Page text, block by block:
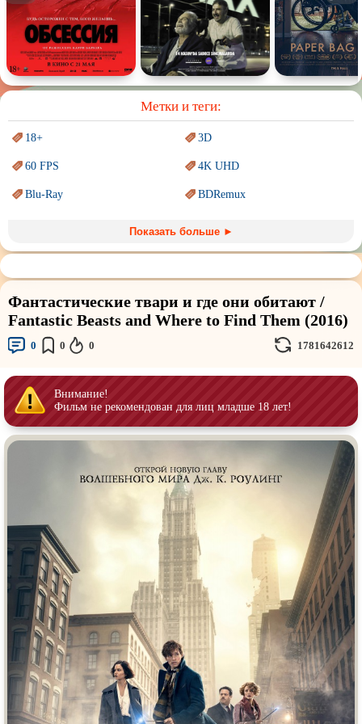
Спектакль Сказка Немое кино Для взрослых
Метки и теги:
18+ 3D
60 FPS 4K UHD
Blu-Ray BDRemux
Sci-Fi (Научнаяфантастика) Trash (трэш) movies
Авангард иСюрреализм Ангелы и Демоны
Аниме Антиутопия
Врачи
Коллекция
Параллельные миры
ПереводГоблина
Пеплум Подростковаяжестокость
Постапокалипсис
Про акул Про апокалипсис
Про богатых Про богов
Про вампиров Про ведьм
Про викингов Про выживание
Про гангстеров Про гонки
Показать больше ►
Фантастические твари и где они обитают /
Fantastic Beasts and Where to Find Them (2016)
0 0 0 1781642612
Внимание!
Фильм не рекомендован для лиц младше 18 лет!